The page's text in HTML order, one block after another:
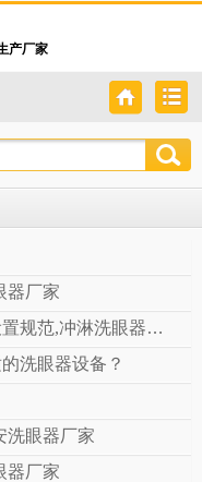
产厂家
器厂家
,冲淋洗眼器设置规范
洗眼器设备？
洗眼器厂家
器厂家